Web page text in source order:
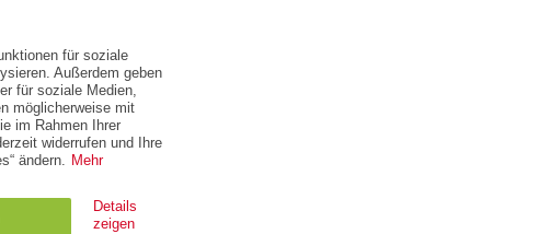
für soziale
Außerdem geben
für soziale Medien,
möglicherweise mit
im Rahmen Ihrer
widerrufen und Ihre
ändern. Mehr
Details
zeigen